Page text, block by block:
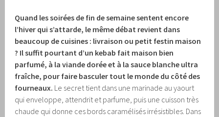
Quand les soirées de fin de semaine sentent encore
l’hiver qui s’attarde, le même débat revient dans
beaucoup de cuisines : livraison ou petit festin maison
? Il suffit pourtant d’un kebab fait maison bien
parfumé, à la viande dorée et à la sauce blanche ultra
fraîche, pour faire basculer tout le monde du côté des
fourneaux. Le secret tient dans une marinade au yaourt
qui enveloppe, attendrit et parfume, puis une cuisson très
chaude qui donne ces bords caramélisés irrésistibles. Dans